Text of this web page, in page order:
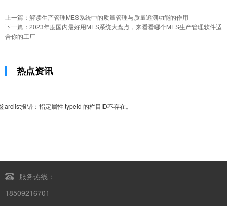
上一篇：解读生产管理MES系统中的质量管理与质量追溯功能的作用
下一篇：2023年度国内最好用MES系统大盘点，来看看哪个MES生产管理软件适
合你的工厂
热点资讯
arclist报错：指定属性 typeid 的栏目ID不存在。
服务热线：
18509216701